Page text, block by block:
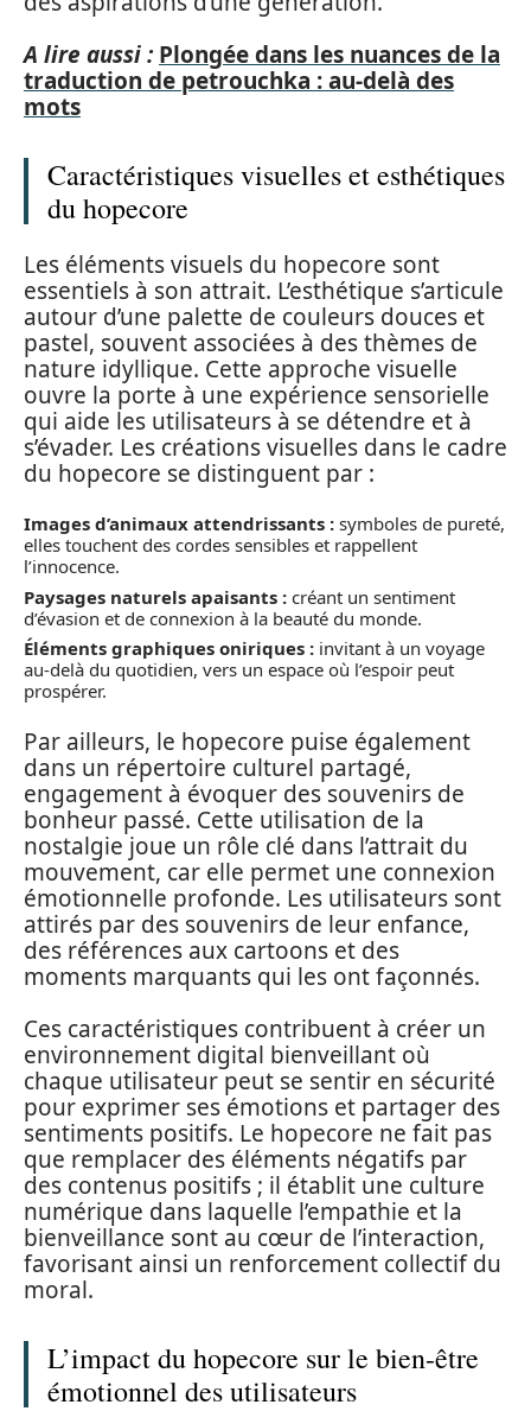
A lire aussi : Plongée dans les nuances de la
traduction de petrouchka : au-delà des
mots
Caractéristiques visuelles et esthétiques
du hopecore
Les éléments visuels du hopecore sont
essentiels à son attrait. L’esthétique s’articule
autour d’une palette de couleurs douces et
pastel, souvent associées à des thèmes de
nature idyllique. Cette approche visuelle
ouvre la porte à une expérience sensorielle
qui aide les utilisateurs à se détendre et à
s’évader. Les créations visuelles dans le cadre
du hopecore se distinguent par :
Images d’animaux attendrissants : symboles de pureté,
elles touchent des cordes sensibles et rappellent
l’innocence.
Paysages naturels apaisants : créant un sentiment
d’évasion et de connexion à la beauté du monde.
Éléments graphiques oniriques : invitant à un voyage
au-delà du quotidien, vers un espace où l’espoir peut
prospérer.
Par ailleurs, le hopecore puise également
dans un répertoire culturel partagé,
engagement à évoquer des souvenirs de
bonheur passé. Cette utilisation de la
nostalgie joue un rôle clé dans l’attrait du
mouvement, car elle permet une connexion
émotionnelle profonde. Les utilisateurs sont
attirés par des souvenirs de leur enfance,
des références aux cartoons et des
moments marquants qui les ont façonnés.
Ces caractéristiques contribuent à créer un
environnement digital bienveillant où
chaque utilisateur peut se sentir en sécurité
pour exprimer ses émotions et partager des
sentiments positifs. Le hopecore ne fait pas
que remplacer des éléments négatifs par
des contenus positifs ; il établit une culture
numérique dans laquelle l’empathie et la
bienveillance sont au cœur de l’interaction,
favorisant ainsi un renforcement collectif du
moral.
L’impact du hopecore sur le bien-être
émotionnel des utilisateurs